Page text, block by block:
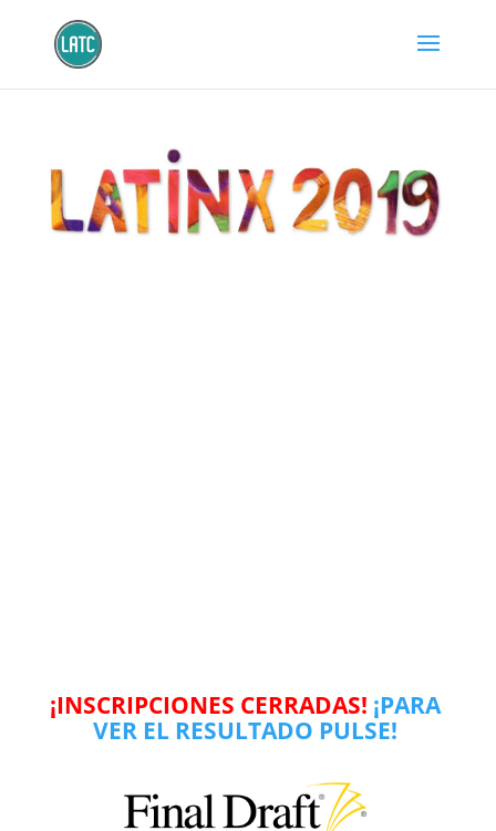
¡INSCRIPCIONES CERRADAS! ¡PARA
VER EL RESULTADO PULSE!